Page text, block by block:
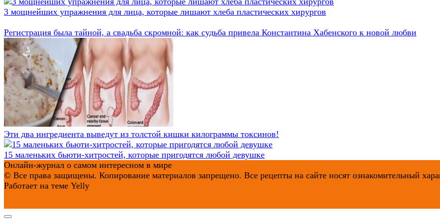
3 мощнейших упражнения для лица, которые лишают хлеба пластических хирургов
Регистрация была тайной, а свадьба скромной: как судьба привела Константина Хабенского к новой любви
Эти два ингредиента выведут из толстой кишки килограммы токсинов!
15 маленьких бьюти-хитростей, которые пригодятся любой девушке
Онлайн-журнал о самом интересном в мире
© Все права защищены. Копирование материалов запрещено. Все рецепты на сайте носят ознакомительный
Работает на теме Yelly